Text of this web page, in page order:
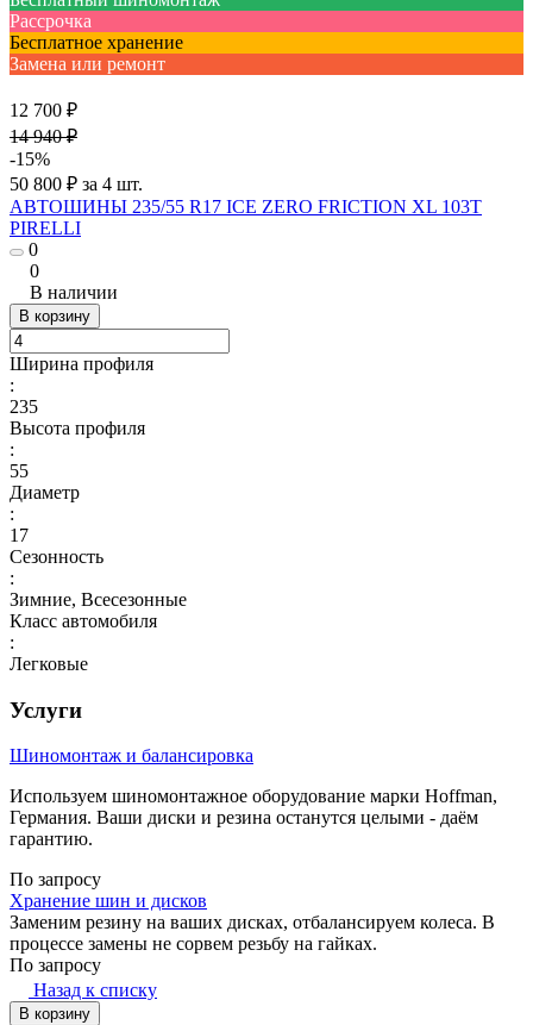
Рассрочка
Бесплатное хранение
Замена или ремонт
12 700 ₽
14 940 ₽
-15%
50 800 ₽ за 4 шт.
АВТОШИНЫ 235/55 R17 ICE ZERO FRICTION XL 103T
PIRELLI
0
0
В наличии
В корзину
Ширина профиля
:
235
Высота профиля
:
55
Диаметр
:
17
Сезонность
:
Зимние, Всесезонные
Класс автомобиля
:
Легковые
Услуги
Шиномонтаж и балансировка
Используем шиномонтажное оборудование марки Hoffman,
Германия. Ваши диски и резина останутся целыми - даём
гарантию.
По запросу
Хранение шин и дисков
Заменим резину на ваших дисках, отбалансируем колеса. В
процессе замены не сорвем резьбу на гайках.
По запросу
Назад к списку
В корзину